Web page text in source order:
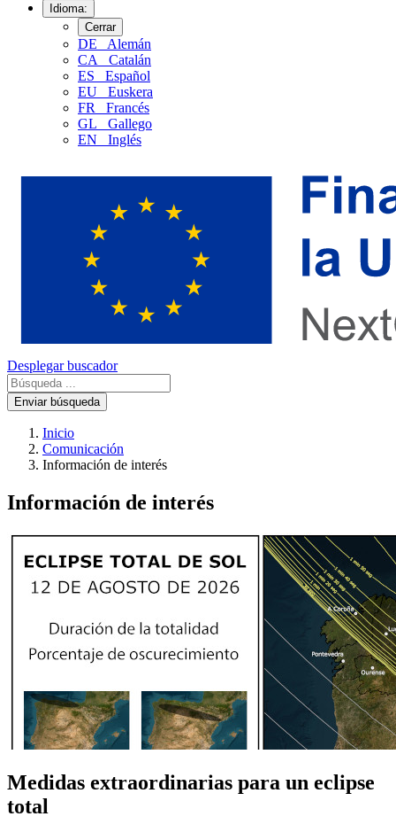
Idioma:
Cerrar
DE
Alemán
CA
Catalán
ES
Español
EU
Euskera
FR
Francés
GL
Gallego
EN
Inglés
Desplegar buscador
Enviar búsqueda
Inicio
Comunicación
Información de interés
Información de interés
Medidas extraordinarias para un eclipse
total